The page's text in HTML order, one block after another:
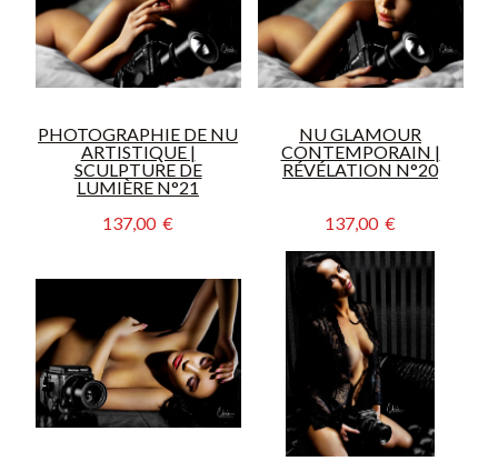
PHOTOGRAPHIE DE NU
ARTISTIQUE |
SCULPTURE DE
LUMIÈRE N°21
137,00  €
NU GLAMOUR
CONTEMPORAIN |
RÉVÉLATION N°20
137,00  €